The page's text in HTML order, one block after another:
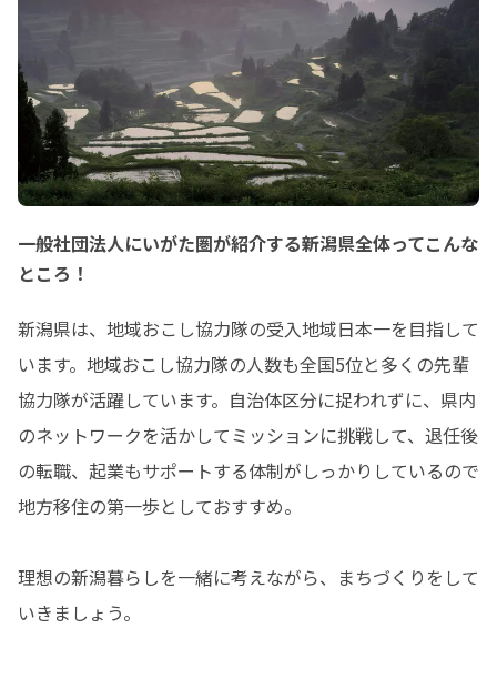
一般社団法人にいがた圏が紹介する新潟県全体ってこんな
ところ！
新潟県は、地域おこし協力隊の受入地域日本一を目指して
います。地域おこし協力隊の人数も全国5位と多くの先輩
協力隊が活躍しています。自治体区分に捉われずに、県内
のネットワークを活かしてミッションに挑戦して、退任後
の転職、起業もサポートする体制がしっかりしているので
地方移住の第一歩としておすすめ。
理想の新潟暮らしを一緒に考えながら、まちづくりをして
いきましょう。